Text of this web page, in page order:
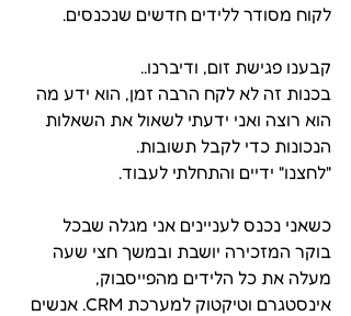
לקוח מסודר ללידים חדשים שנכנסים.
קבענו פגישת זום, ודיברנו..
בכנות זה לא לקח הרבה זמן, הוא ידע מה
הוא רוצה ואני ידעתי לשאול את השאלות
הנכונות כדי לקבל תשובות.
"לחצנו" ידיים והתחלתי לעבוד.
כשאני נכנס לעניינים אני מגלה שבכל
בוקר המזכירה יושבת ובמשך חצי שעה
מעלה את כל הלידים מהפייסבוק,
אינסטגרם וטיקטוק למערכת CRM. אנשים